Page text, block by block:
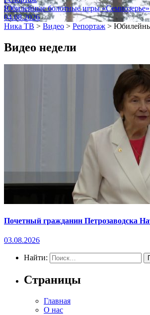
Юбилейные болотные игры
04.08.2026
Ника ТВ > Видео > Репортаж >
Видео недели
Почетный гражданин Петрозаводска
03.08.2026
Найти:
Страницы
Главная
О нас